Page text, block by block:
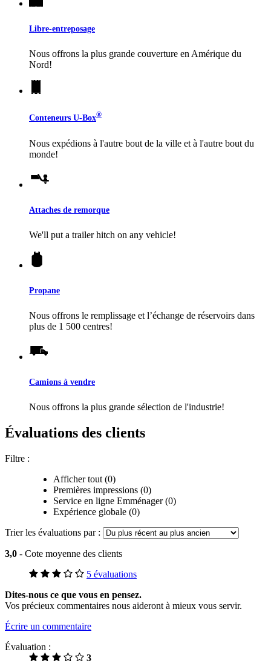
Libre-entreposage
Nous offrons la plus grande couverture en Amérique du
Nord!
Conteneurs U-Box®
Nous expédions à l'autre bout de la ville et à l'autre bout du
monde!
Attaches de remorque
We'll put a trailer hitch on any vehicle!
Propane
Nous offrons le remplissage et l’échange de réservoirs dans
plus de 1 500 centres!
Camions à vendre
Nous offrons la plus grande sélection de l'industrie!
Évaluations des clients
Filtre :
Afficher tout (0)
Premières impressions (0)
Service en ligne Emménager (0)
Expérience globale (0)
Trier les évaluations par :
3,0 - Cote moyenne des clients
5 évaluations
Dites-nous ce que vous en pensez.
Vos précieux commentaires nous aideront à mieux vous servir.
Écrire un commentaire
Évaluation :
3